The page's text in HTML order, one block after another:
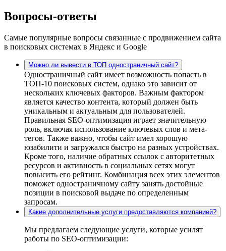
Вопросы-ответы
Самые популярные вопросы связанные с продвижением сайта
в поисковых системах в Яндекс и Google
Можно ли вывести в ТОП одностраничный сайт?
Одностраничный сайт имеет возможность попасть в
ТОП-10 поисковых систем, однако это зависит от
нескольких ключевых факторов. Важным фактором
является качество контента, который должен быть
уникальным и актуальным для пользователей.
Правильная SEO-оптимизация играет значительную
роль, включая использование ключевых слов и мета-
тегов. Также важно, чтобы сайт имел хорошую
юзабилити и загружался быстро на разных устройствах.
Кроме того, наличие обратных ссылок с авторитетных
ресурсов и активность в социальных сетях могут
повысить его рейтинг. Комбинация всех этих элементов
поможет одностраничному сайту занять достойные
позиции в поисковой выдаче по определенным
запросам.
Какие дополнительные услуги предоставляются компанией?
Мы предлагаем следующие услуги, которые усилят
работы по SEO-оптимизации: